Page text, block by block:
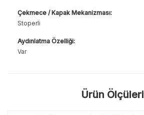
Çekmece / Kapak Mekanizması:
Stoperli
Aydınlatma Özelliği:
Var
Ürün Ölçüleri